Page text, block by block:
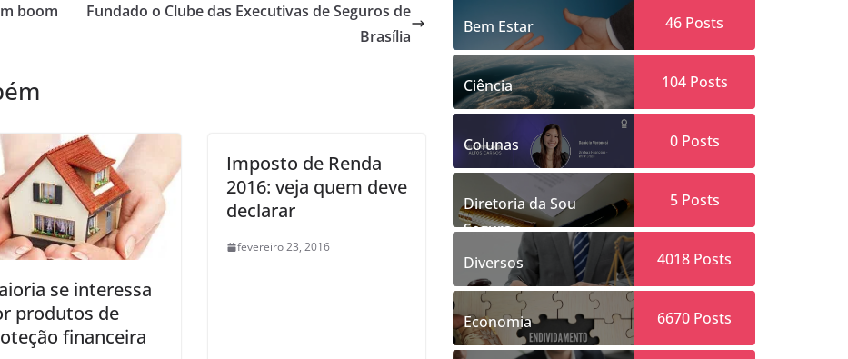
boom
Fundado o Clube das Executivas de Seguros de
Brasília
se interessa
produtos de
financeira
Imposto de Renda
2016: veja quem deve
declarar
fevereiro 23, 2016
Bem Estar 46 Posts
Ciência 104Posts
Colunas 0Posts
Diretoria da Sou
Segura
5Posts
Diversos 4018 Posts
Economia 6670 Posts